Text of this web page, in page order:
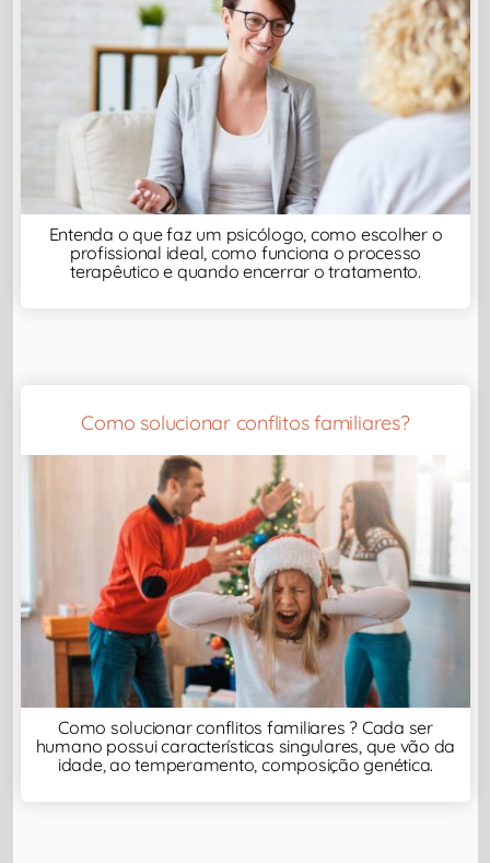
Entenda o que faz um psicólogo, como escolher o
profissional ideal, como funciona o processo
terapêutico e quando encerrar o tratamento.
Como solucionar conflitos familiares?
Como solucionar conflitos familiares ? Cada ser
humano possui características singulares, que vão da
idade, ao temperamento, composição genética.